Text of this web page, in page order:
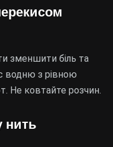
зменшити біль та
водню з рівною
Не ковтайте розчин.
нить